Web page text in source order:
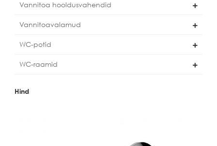
Vannitoa hooldusvahendid
Vannitoavalamud
WC-potid
WC-raamid
Hind